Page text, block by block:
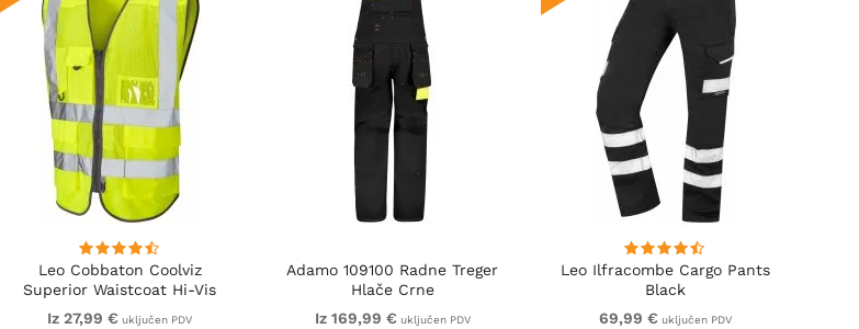
Leo Cobbaton Coolviz
Superior Waistcoat Hi-Vis
Yellow
Iz 27,99 € uključen PDV
Adamo 109100 Radne Treger
Hlače Crne
Iz 169,99 € uključen PDV
Leo Ilfracombe Cargo Pants
Black
69,99 € uključen PDV